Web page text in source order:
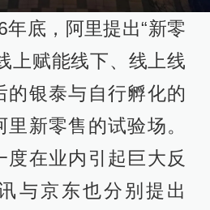
年底，阿里提出“新零
上赋能线下、线上线
的银泰与自行孵化的
新零售的试验场。
度在业内引起巨大反
与京东也分别提出